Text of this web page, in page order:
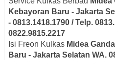
Kebayoran Baru - Jakarta
- 0813.1418.1790 / Telp.
0822.9815.2217
Isi Freon Kulkas Midea
Baru - Jakarta Selatan WA.